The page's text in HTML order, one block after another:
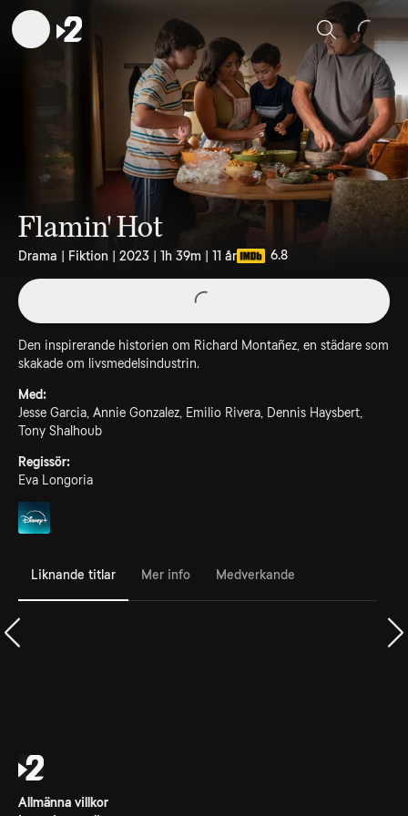
Sök
Flamin' Hot
Drama | Fiktion | 2023 | 1h 39m | 11 år 6.8
Den inspirerande historien om Richard Montañez, en städare som
skakade om livsmedelsindustrin.
Med:
Jesse Garcia, Annie Gonzalez, Emilio Rivera, Dennis Haysbert,
Tony Shalhoub
Regissör:
Eva Longoria
Liknande titlar Mer info Medverkande
Allmänna villkor